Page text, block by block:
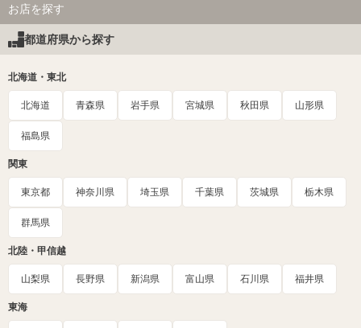
お店を探す
都道府県から探す
北海道・東北
北海道 青森県 岩手県 宮城県 秋田県 山形県
福島県
関東
東京都 神奈川県 埼玉県 千葉県 茨城県 栃木県
群馬県
北陸・甲信越
山梨県 長野県 新潟県 富山県 石川県 福井県
東海